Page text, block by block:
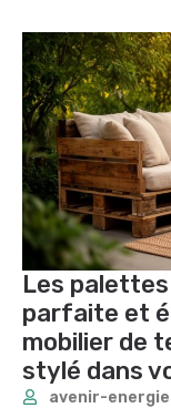
Les
parfaite et
mobilier de
stylé dans
avenir-